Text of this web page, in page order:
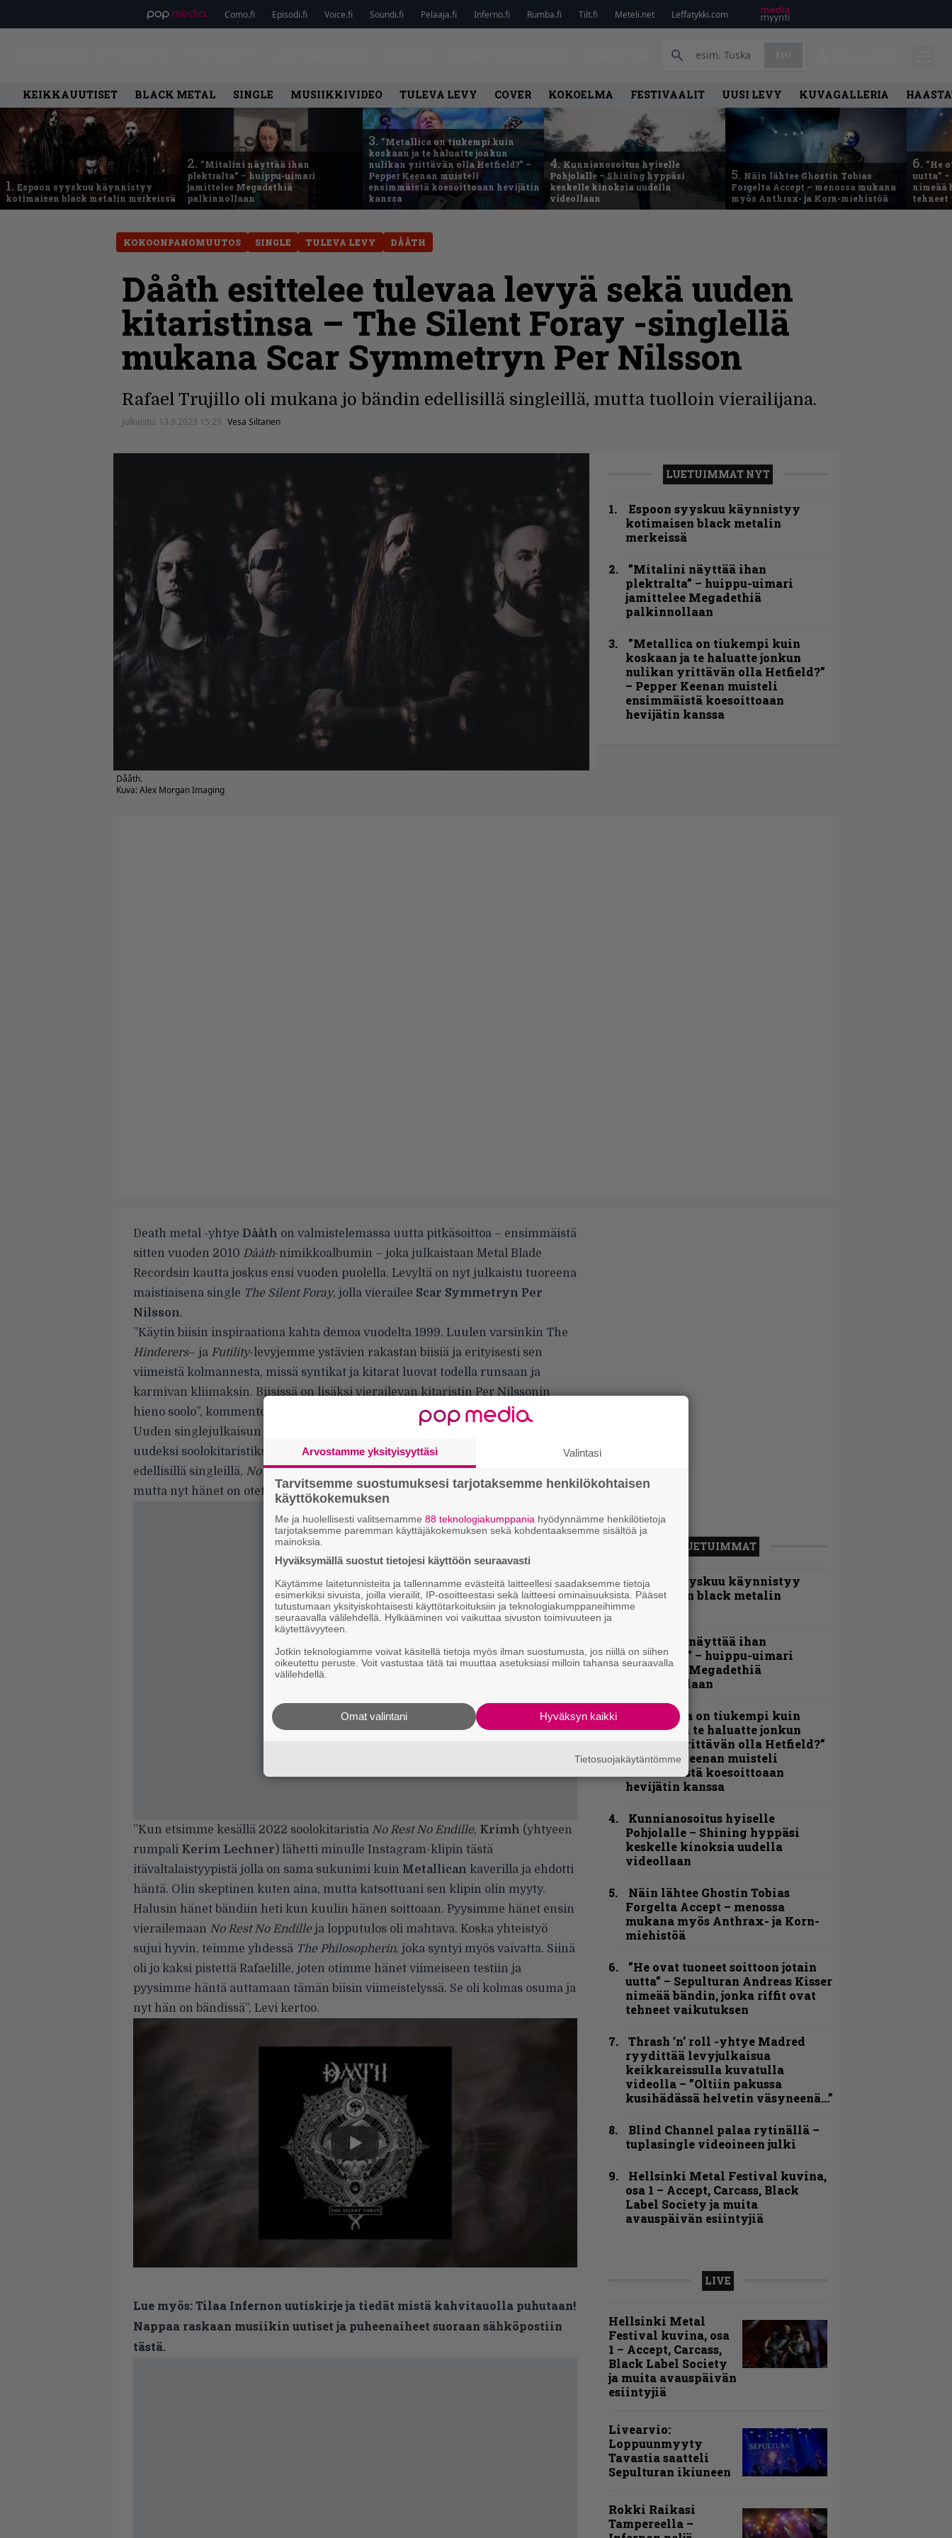
Como.fi Episodi.fi Voice.fi Soundi.fi Pelaaja.fi Inferno.fi Rumba.fi Tilt.fi Meteli.net Leffatykki.com
KEIKKAUUTISET BLACK METAL SINGLE MUSIIKKIVIDEO TULEVA LEVY COVER KOKOELMA FESTIVAALIT UUSI LEVY KUVAGALLERIA
1. Espoon syyskuu käynnistyy
kotimaisen black metalin merkeissä
2. ”Mitalini näyttää ihan
plektralta” – huippu-uimari
jamittelee Megadethiä
palkinnollaan
3. ”Metallica on tiukempi kuin
koskaan ja te haluatte jonkun
nulikan yrittävän olla Hetfield?” –
Pepper Keenan muisteli
ensimmäistä koesoittoaan hevijätin
kanssa
4. Kunnianosoitus hyiselle
Pohjolalle – Shining hyppäsi
keskelle kinoksia uudella
videollaan
5. Näin lähtee Ghostin Tobias
Forgelta Accept – menossa mukana
myös Anthrax- ja Korn-miehistöä
6. ”He
uutta”
nimeää
KOKOONPANOMUUTOS SINGLE TULEVA LEVY DÅÅTH
Dååth esittelee tulevaa levyä sekä uuden
kitaristinsa – The Silent Foray -singlellä
mukana Scar Symmetryn Per Nilsson
Rafael Trujillo oli mukana jo bändin edellisillä singleillä, mutta tuolloin vierailijana.
Julkaistu: 13.9.2023 15:29 Vesa Siltanen
Dååth.
Kuva: Alex Morgan Imaging
LUETUIMMAT NYT
Espoon syyskuu käynnistyy
kotimaisen black metalin
merkeissä
”Mitalini näyttää ihan
plektralta” – huippu-uimari
jamittelee Megadethiä
palkinnollaan
”Metallica on tiukempi kuin
koskaan ja te haluatte jonkun
nulikan yrittävän olla Hetfield?”
– Pepper Keenan muisteli
ensimmäistä koesoittoaan
hevijätin kanssa
Death metal -yhtye Dååth on valmistelemassa uutta pitkäsoittoa – ensimmäistä
sitten vuoden 2010 Dååth-nimikkoalbumin – joka julkaistaan Metal Blade
Recordsin kautta joskus ensi vuoden puolella. Levyltä on nyt julkaistu tuoreena
maistiaisena single The Silent Foray, jolla vierailee Scar Symmetryn Per
Nilsson.
”Käytin biisin inspiraationa kahta demoa vuodelta 1999. Luulen varsinkin The
Hinderers– ja Futility-levyjemme ystävien rakastan biisiä ja erityisesti sen
viimeistä kolmannesta, missä syntikat ja kitarat luovat todella runsaan ja
karmivan kliimaksin. Biisissä on lisäksi vierailevan kitaristin Per Nilssonin
hieno soolo”, kommentoi Dååth-kitaristi
Uuden singlejulkaisun yhteydessä yhtye on julkistanut ottaneensa riveihinsä
uudeksi soolokitaristiksi
Rafael Trujillon . Trujillon soittoa on kuultu jo bändin
edellisillä singleillä, No Rest No EndilläsekäDeath-lainaThe Philosopherilla
mutta nyt hänet on otettu virallisesti osaksi bändin vahvuutta.
”Kun etsimme kesällä 2022 soolokitaristia No Rest No Endille, Krimh (yhtyeen
rumpali Kerim Lechner) lähetti minulle Instagram-klipin tästä
itävaltalaistyypistä jolla on sama sukunimi kuin Metallican kaverilla ja ehdotti
häntä. Olin skeptinen kuten aina, mutta katsottuani sen klipin olin myyty.
Halusin hänet bändiin heti kun kuulin hänen soittoaan. Pyysimme hänet ensin
vierailemaan No Rest No Endilleja lopputulos oli mahtava. Koska yhteistyö
sujui hyvin, teimme yhdessä The Philosopherin, joka syntyi myös vaivatta. Siinä
oli jo kaksi pistettä Rafaelille, joten otimme hänet viimeiseen testiin ja
pyysimme häntä auttamaan tämän biisin viimeistelyssä. Se oli kolmas osuma ja
nyt hän on bändissä”, Levi kertoo.
Lue myös:Tilaa Infernon uutiskirje ja tiedät mistä kahvitauolla puhutaan!
Nappaa raskaan musiikin uutiset ja puheenaiheet suoraan sähköpostiin
tästä.
LUETUIMMAT
Espoon syyskuu käynnistyy
kotimaisen black metalin
merkeissä
”Mitalini näyttää ihan
plektralta” – huippu-uimari
jamittelee Megadethiä
palkinnollaan
”Metallica on tiukempi kuin
koskaan ja te haluatte jonkun
nulikan yrittävän olla Hetfield?”
– Pepper Keenan muisteli
ensimmäistä koesoittoaan
hevijätin kanssa
Kunnianosoitus hyiselle
Pohjolalle – Shining hyppäsi
keskelle kinoksia uudella
videollaan
Näin lähtee Ghostin Tobias
Forgelta Accept – menossa
mukana myös Anthrax- ja Korn-
miehistöä
”He ovat tuoneet soittoon jotain
uutta” – Sepulturan Andreas Kisser
nimeää bändin, jonka riffit ovat
tehneet vaikutuksen
Thrash ’n’ roll -yhtye Madred
ryydittää levyjulkaisua
keikkareissulla kuvatulla
videolla – ”Oltiin pakussa
kusihädässä helvetin väsyneenä…”
Blind Channel palaa rytinällä –
tuplasingle videoineen julki
Hellsinki Metal Festival kuvina,
osa 1 – Accept, Carcass, Black
Label Society ja muita
avauspäivän esiintyjiä
LIVE
Hellsinki Metal
Festival kuvina, osa
1 – Accept, Carcass,
Black Label Society
ja muita avauspäivän
esiintyjiä
Livearvio:
Loppuunmyyty
Tavastia saatteli
Sepulturan ikiuneen
Rokki Raikasi
Tampereella –
Arvostamme yksityisyyttäsi Valintasi
Tarvitsemme suostumuksesi tarjotaksemme henkilökohtaisen
käyttökokemuksen
Me ja huolellisesti valitsemamme 88 teknologiakumppania hyödynnämme henkilötietoja
tarjotaksemme paremman käyttäjäkokemuksen sekä kohdentaaksemme sisältöä ja
mainoksia.
Hyväksymällä suostut tietojesi käyttöön seuraavasti
Käytämme laitetunnisteita ja tallennamme evästeitä laitteellesi saadaksemme tietoja
esimerkiksi sivuista, joilla vierailit, IP-osoitteestasi sekä laitteesi ominaisuuksista. Pääset
tutustumaan yksityiskohtaisesti käyttötarkoituksiin ja teknologiakumppaneihimme
seuraavalla välilehdellä. Hylkääminen voi vaikuttaa sivuston toimivuuteen ja
käytettävyyteen.
Jotkin teknologiamme voivat käsitellä tietoja myös ilman suostumusta, jos niillä on siihen
oikeutettu peruste. Voit vastustaa tätä tai muuttaa asetuksiasi milloin tahansa seuraavalla
välilehdellä.
Hyväksyn kaikki
Omat valintani
Tietosuojakäytäntömme